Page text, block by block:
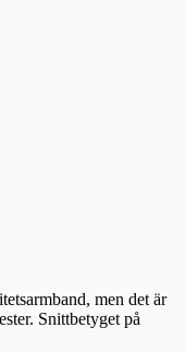
men det är
Snittbetyget på